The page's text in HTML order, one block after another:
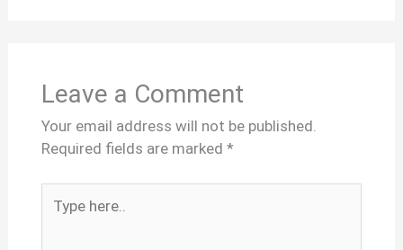
Leave a Comment
Your email address will not be published.
Required fields are marked *
here..